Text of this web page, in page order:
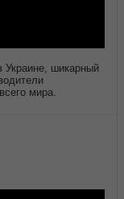
Украине, шикарный
мира.